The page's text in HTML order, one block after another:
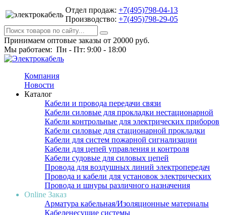
Отдел продаж: +7(495)798-04-13
Производство: +7(495)798-29-05
Принимаем оптовые заказы от 20000 руб.
Мы работаем: Пн - Пт: 9:00 - 18:00
Компания
Новости
Каталог
Кабели и провода передачи связи
Кабели силовые для прокладки нестационарной
Кабели контрольные для электрических приборов
Кабели силовые для стационарной прокладки
Кабели для систем пожарной сигнализации
Кабели для цепей управления и контроля
Кабели судовые для силовых цепей
Провода для воздушных линий электропередач
Провода и кабели для установок электрических
Провода и шнуры различного назначения
Online Заказ
Арматура кабельная/Изоляционные материалы
Кабеленесущие системы